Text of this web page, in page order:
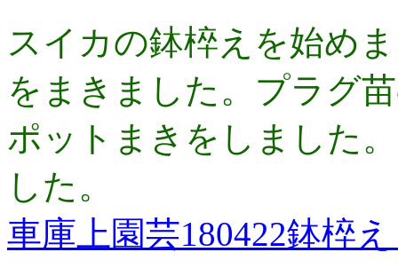
スイカの鉢椊えを始め
をまきました。プラグ
ポットまきをしました
した。
車庫上園芸180422鉢椊